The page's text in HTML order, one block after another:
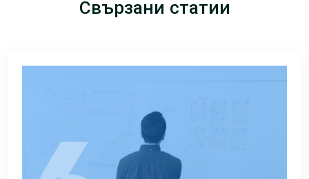
Свързани статии